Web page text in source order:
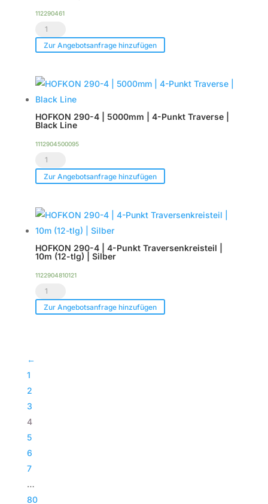
(8-
tlg)
Black
Line
Menge
112290461
HOFKON
290-
|
Punkt
Traverse
Ecke
6-
C61
|
Silber
Menge
Zur Angebotsanfrage hinzufügen
HOFKON 290-4 | 5000mm | 4-Punkt Traverse |
Black Line
1112904500095
HOFKON
290-
|
5000mm |
4-
Punkt
Black
Line
Zur Angebotsanfrage hinzufügen
HOFKON 290-4 | 4-Punkt Traversenkreisteil |
10m (12-tlg) | Silber
1122904810121
HOFKON
290-
Zur Angebotsanfrage hinzufügen
←
1
2
3
4
5
6
7
…
80